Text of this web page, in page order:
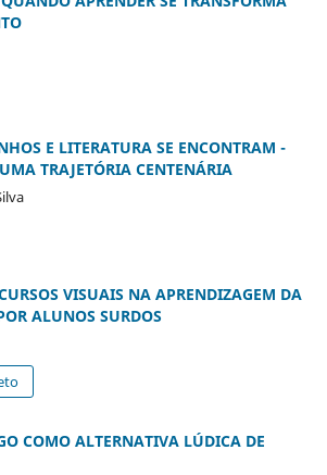
E LITERATURA SE ENCONTRAM -
TRAJETÓRIA CENTENÁRIA
VISUAIS NA APRENDIZAGEM DA
ALUNOS SURDOS
COMO ALTERNATIVA LÚDICA DE